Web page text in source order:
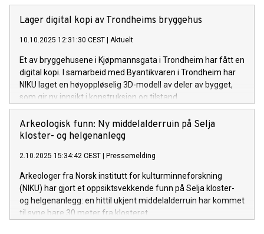
Lager digital kopi av Trondheims bryggehus
10.10.2025 12:31:30 CEST Aktuelt
Et av bryggehusene i Kjøpmannsgata i Trondheim har fått en
digital kopi. I samarbeid med Byantikvaren i Trondheim har
NIKU laget en høyoppløselig 3D-modell av deler av bygget,
som gir ny innsikt i konstruksjon og tilstand.
Arkeologisk funn: Ny middelalderruin på Selja
kloster- og helgenanlegg
2.10.2025 15:34:42 CEST Pressemelding
Arkeologer fra Norsk institutt for kulturminneforskning
(NIKU) har gjort et oppsiktsvekkende funn på Selja kloster-
og helgenanlegg: en hittil ukjent middelalderruin har kommet
til syne bare 30 meter fra klosteret.